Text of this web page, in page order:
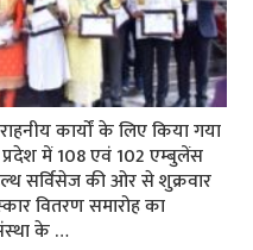
कार्यों के लिए किया गया
में 108 एवं 102 एम्‍बुलेंस
सर्विसेज की ओर से शुक्रवार
वितरण समारोह का
के …